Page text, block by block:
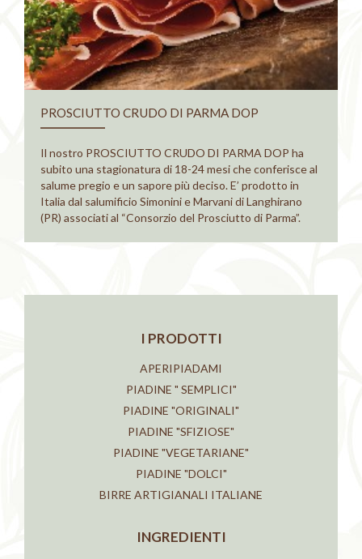
PROSCIUTTO CRUDO DI PARMA DOP
Il nostro PROSCIUTTO CRUDO DI PARMA DOP ha
subito una stagionatura di 18-24 mesi che conferisce al
salume pregio e un sapore più deciso. E’ prodotto in
Italia dal salumificio Simonini e Marvani di Langhirano
(PR) associati al “Consorzio del Prosciutto di Parma”.
I PRODOTTI
APERIPIADAMI
PIADINE " SEMPLICI"
PIADINE "ORIGINALI"
PIADINE "SFIZIOSE"
PIADINE "VEGETARIANE"
PIADINE "DOLCI"
BIRRE ARTIGIANALI ITALIANE
INGREDIENTI